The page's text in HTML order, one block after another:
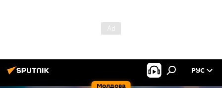
Молдова
РУС